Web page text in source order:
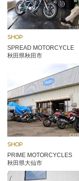
SHOP
SPREAD MOTORCYCLE
秋田県秋田市
SHOP
PRIME MOTORCYCLES
秋田県大仙市